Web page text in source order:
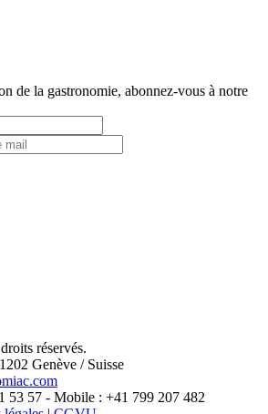
de la gastronomie, abonnez-vous à notre
X
réservés.
Genève / Suisse
53 57 - Mobile : +41 799 207 482